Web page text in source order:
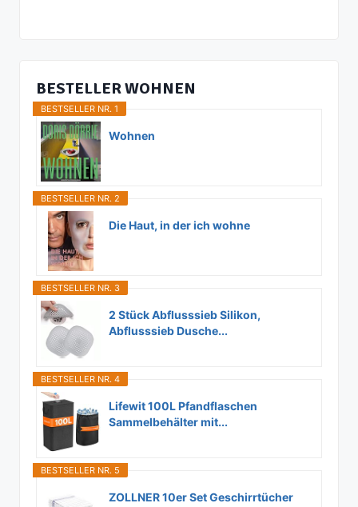
BESTELLER WOHNEN
BESTSELLER NR. 1
Wohnen
BESTSELLER NR. 2
Die Haut, in der ich wohne
BESTSELLER NR. 3
2 Stück Abflusssieb Silikon,
Abflusssieb Dusche...
BESTSELLER NR. 4
Lifewit 100L Pfandflaschen
Sammelbehälter mit...
BESTSELLER NR. 5
ZOLLNER 10er Set Geschirrtücher